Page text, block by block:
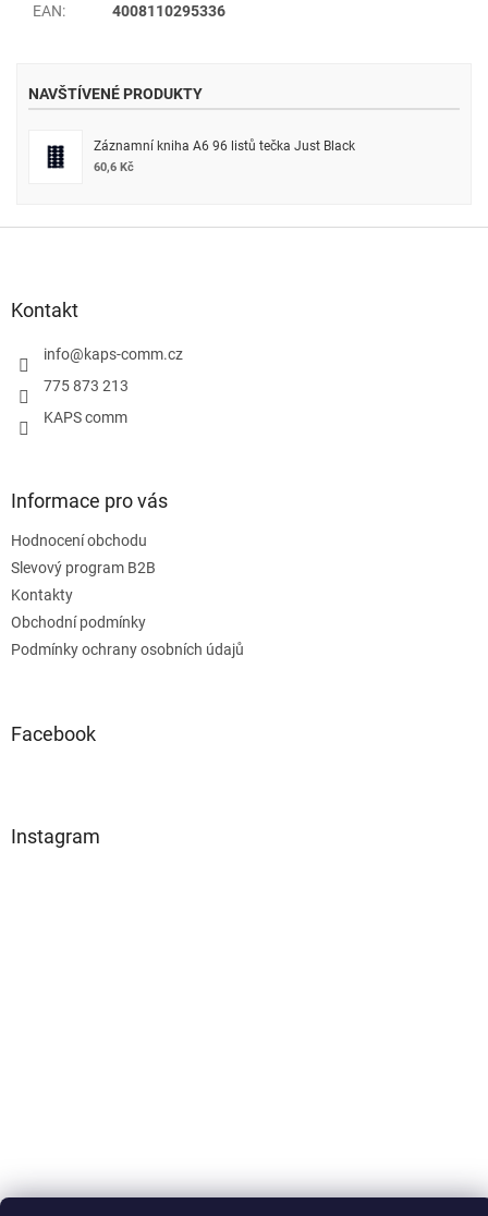
EAN: 4008110295336
NAVŠTÍVENÉ PRODUKTY
Záznamní kniha A6 96 listů tečka Just Black
60,6 Kč
Kontakt
info@kaps-comm.cz
775 873 213
KAPS comm
Informace pro vás
Hodnocení obchodu
Slevový program B2B
Kontakty
Obchodní podmínky
Podmínky ochrany osobních údajů
Facebook
Instagram